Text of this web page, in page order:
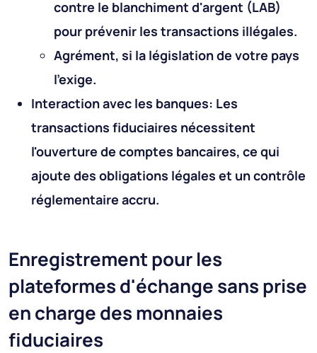
contre le blanchiment d'argent (LAB)
pour prévenir les transactions illégales.
Agrément, si la législation de votre pays
l'exige.
Interaction avec les banques: Les
transactions fiduciaires nécessitent
l'ouverture de comptes bancaires, ce qui
ajoute des obligations légales et un contrôle
réglementaire accru.
Enregistrement pour les
plateformes d'échange sans prise
en charge des monnaies
fiduciaires